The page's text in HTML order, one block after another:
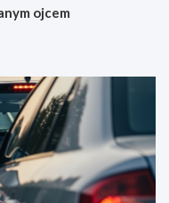
ojcem